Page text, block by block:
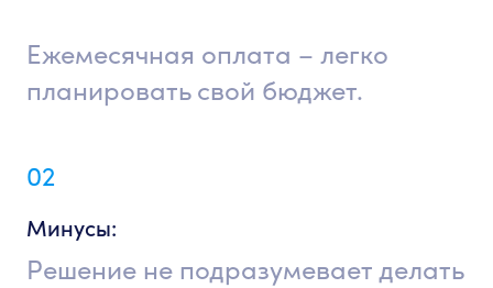
Ежемесячная оплата – легко
планировать свой бюджет.
02
Минусы:
Решение не подразумевает делать